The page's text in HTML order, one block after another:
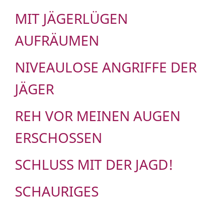
MIT JÄGERLÜGEN
AUFRÄUMEN
NIVEAULOSE ANGRIFFE DER
JÄGER
REH VOR MEINEN AUGEN
ERSCHOSSEN
SCHLUSS MIT DER JAGD!
SCHAURIGES